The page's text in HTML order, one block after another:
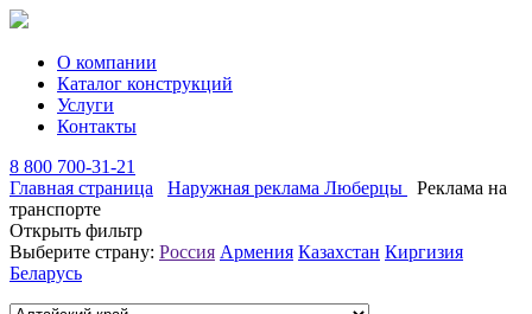
О компании
Каталог конструкций
Услуги
Контакты
8 800 700-31-21
Главная страница
Наружная реклама Люберцы
Реклама на
транспорте
Открыть фильтр
Выберите страну: Россия Армения Казахстан Киргизия
Беларусь